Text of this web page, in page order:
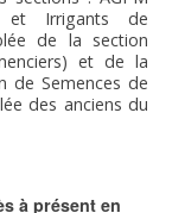
et Irrigants de
de la section
et de la
de Semences de
des anciens du
à présent en